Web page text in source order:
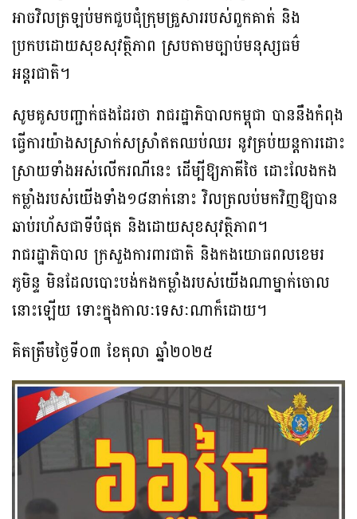
អាចវិលត្រឡប់មកជួបជុំក្រុមគ្រួសាររបស់ពួកគាត់ និង
ប្រកបដោយសុខសុវត្ថិភាព ស្របតាមច្បាប់មនុស្សធម៌
អន្តរជាតិ។
សូមគូសបញ្ជាក់ផងដែរថា រាជរដ្ឋាភិបាលកម្ពុជា បាននឹងកំពុង
ធ្វើការយ៉ាងសស្រាក់សស្រាំឥតឈប់ឈរ នូវគ្រប់យន្តការដោះ
ស្រាយទាំងអស់លើករណីនេះ ដើម្បីឱ្យភាគីថៃ ដោះលែងកង
កម្លាំងរបស់យើងទាំង១៨នាក់នោះ វិលត្រលប់មកវិញឱ្យបាន
ឆាប់រហ័សជាទីបំផុត និងដោយសុខសុវត្ថិភាព។
រាជរដ្ឋាភិបាល ក្រសួងការពារជាតិ និងកងយោធពលខេមរ
ភូមិន្ទ មិនដែលបោះបង់កងកម្លាំងរបស់យើងណាម្នាក់ចោល
នោះឡើយ ទោះក្នុងកាលៈទេសៈណាក៏ដោយ។
គិតត្រឹមថ្ងៃទី០៣ ខែតុលា ឆ្នាំ២០២៥